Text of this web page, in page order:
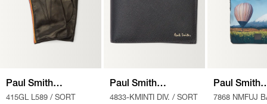
Paul Smith
Accessories
415GL L589 / SORT
Paul Smith
Accessories
4833-KMINTI DIV. / SORT
Paul Smith
Accessories
7868 NMFUJ